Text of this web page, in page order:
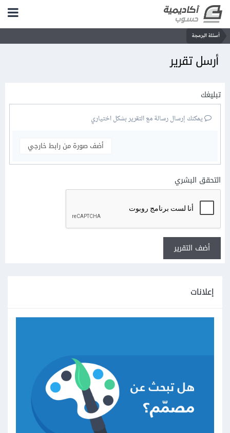
أسئلة البرمجة
أرسل تقرير
تبليغك
يمكنك إرسال رسالة مع التقرير بشكل اختياري
أضف صورة من رابط خارجي
التحقق البشري
أضف التقرير
إعلانات